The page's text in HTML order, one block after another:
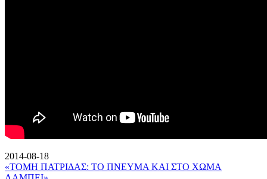
2014-08-18
«ΤΟΜΗ ΠΑΤΡΙΔΑΣ: ΤΟ ΠΝΕΥΜΑ ΚΑΙ ΣΤΟ ΧΩΜΑ